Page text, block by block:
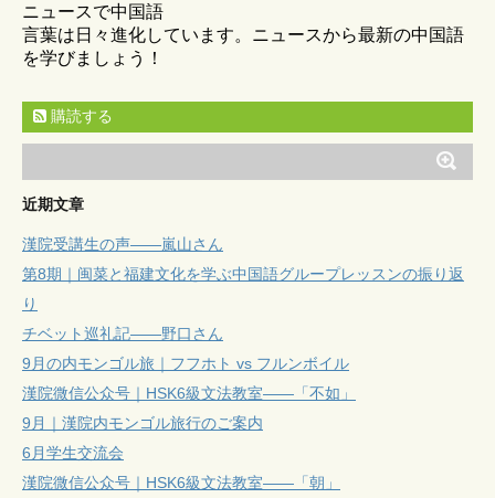
ニュースで中国語
言葉は日々進化しています。ニュースから最新の中国語
を学びましょう！
購読する
近期文章
漢院受講生の声——嵐山さん
第8期｜闽菜と福建文化を学ぶ中国語グループレッスンの振り返
り
チベット巡礼記——野口さん
9月の内モンゴル旅｜フフホト vs フルンボイル
漢院微信公众号｜HSK6級文法教室——「不如」
9月｜漢院内モンゴル旅行のご案内
6月学生交流会
漢院微信公众号｜HSK6級文法教室——「朝」